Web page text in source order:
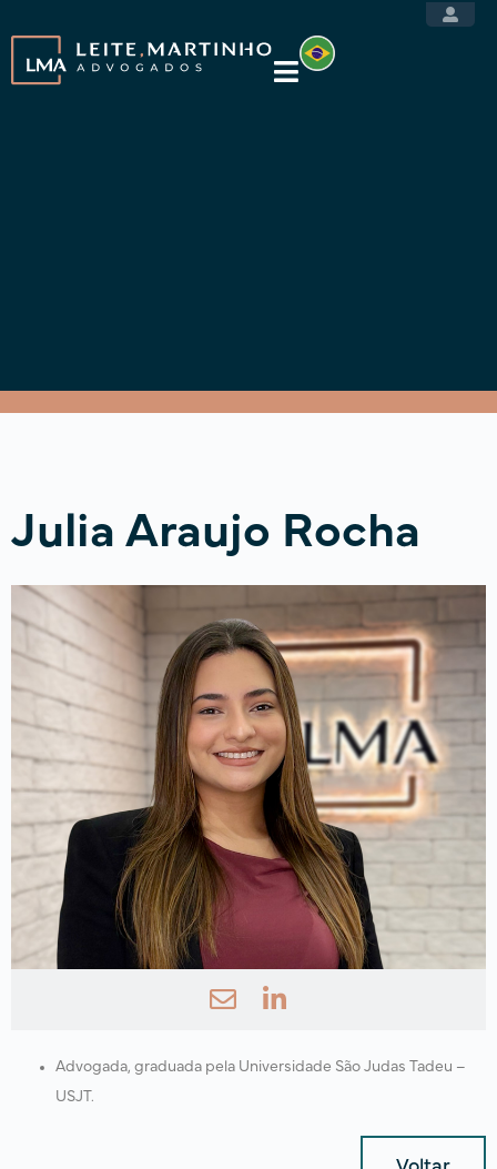
Julia Araujo Rocha
Advogada, graduada pela Universidade São Judas Tadeu –
USJT.